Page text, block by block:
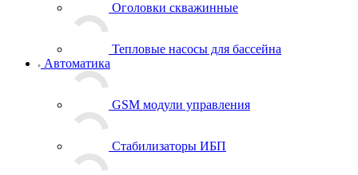
Оголовки скважинные
Тепловые насосы для бассейна
Автоматика
GSM модули управления
Стабилизаторы ИБП